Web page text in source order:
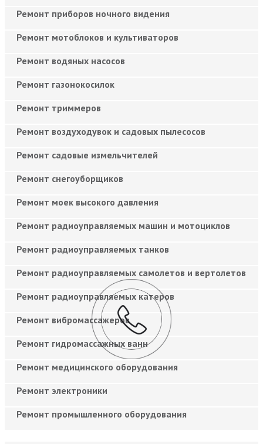
Ремонт приборов ночного видения
Ремонт мотоблоков и культиваторов
Ремонт водяных насосов
Ремонт газонокосилок
Ремонт триммеров
Ремонт воздуходувок и садовых пылесосов
Ремонт садовые измельчителей
Ремонт снегоуборщиков
Ремонт моек высокого давления
Ремонт радиоуправляемых машин и мотоциклов
Ремонт радиоуправляемых танков
Ремонт радиоуправляемых самолетов и вертолетов
Ремонт радиоуправляемых катеров
Ремонт вибромассажеров
Ремонт гидромассажных ванн
Ремонт медицинского оборудования
Ремонт электроники
Ремонт промышленного оборудования